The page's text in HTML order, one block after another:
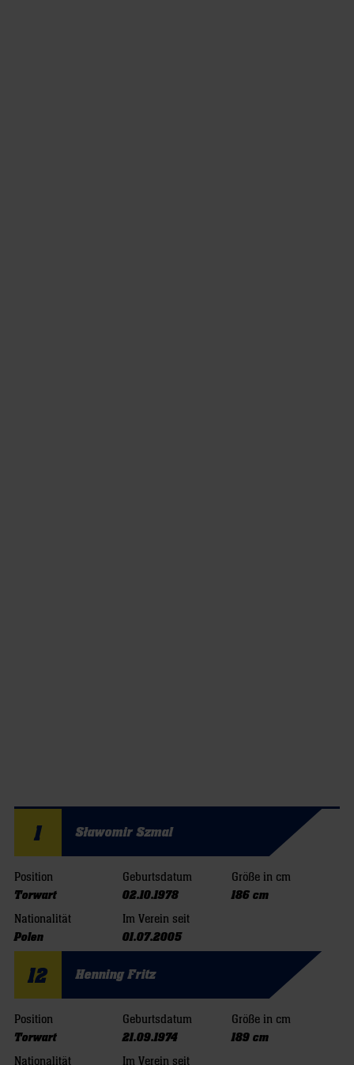
1 Sławomir Szmal
Position
Torwart
Geburtsdatum
02.10.1978
Größe in cm
186 cm
Nationalität
Polen
Im Verein seit
01.07.2005
12 Henning Fritz
Position
Torwart
Geburtsdatum
21.09.1974
Größe in cm
189 cm
Nationalität
Im Verein seit